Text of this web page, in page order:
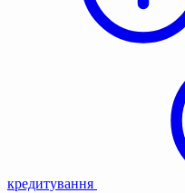
кредитування